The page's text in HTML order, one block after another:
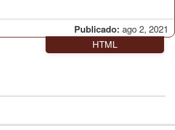
Publicado: ago 2, 2021
HTML